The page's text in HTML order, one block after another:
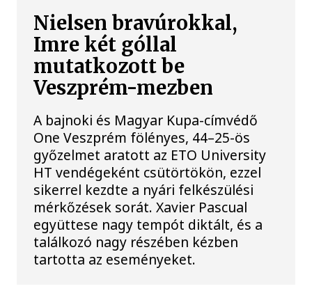
Nielsen bravúrokkal,
Imre két góllal
mutatkozott be
Veszprém-mezben
A bajnoki és Magyar Kupa-címvédő
One Veszprém fölényes, 44–25-ös
győzelmet aratott az ETO University
HT vendégeként csütörtökön, ezzel
sikerrel kezdte a nyári felkészülési
mérkőzések sorát. Xavier Pascual
együttese nagy tempót diktált, és a
találkozó nagy részében kézben
tartotta az eseményeket.